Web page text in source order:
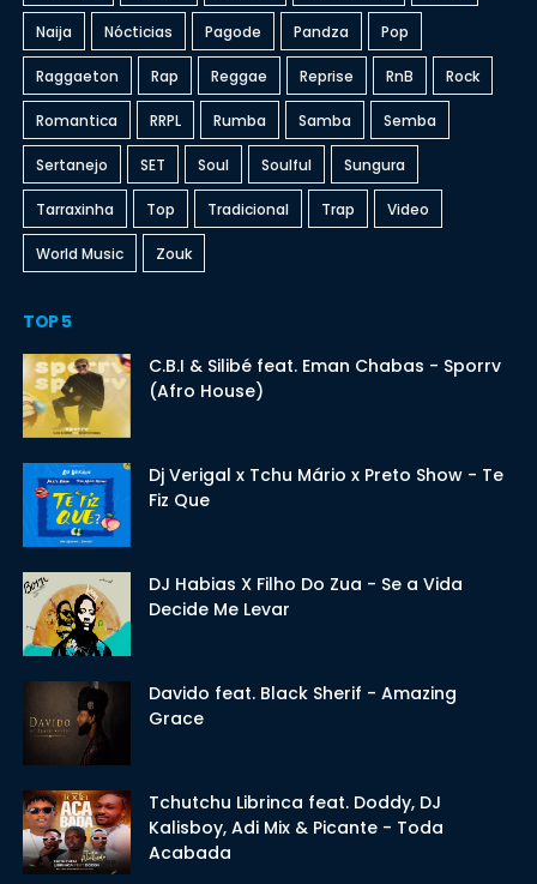
Naija Nócticias Pagode Pandza Pop
Raggaeton Rap Reggae Reprise RnB Rock
Romantica RRPL Rumba Samba Semba
Sertanejo SET Soul Soulful Sungura
Tarraxinha Top Tradicional Trap Video
World Music Zouk
TOP 5
C.B.I & Silibé feat. Eman Chabas - Sporrv
(Afro House)
Dj Verigal x Tchu Mário x Preto Show - Te
Fiz Que
DJ Habias X Filho Do Zua - Se a Vida
Decide Me Levar
Davido feat. Black Sherif - Amazing
Grace
Tchutchu Librinca feat. Doddy, DJ
Kalisboy, Adi Mix & Picante - Toda
Acabada